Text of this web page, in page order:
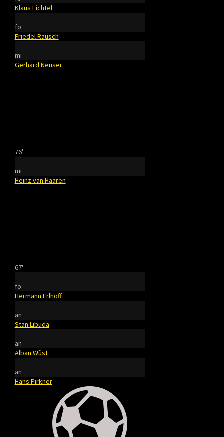
Klaus Fichtel
fo
Friedel Rausch
mi
Gerhard Neuser
76'
mi
Heinz van Haaren
67'
fo
Hermann Erlhoff
an
Stan Libuda
an
Alban Wüst
an
Hans Pirkner